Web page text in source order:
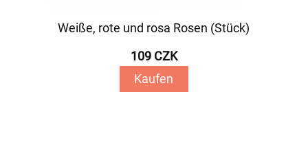
Weiße, rote und rosa Rosen (Stück)
109 CZK
Kaufen